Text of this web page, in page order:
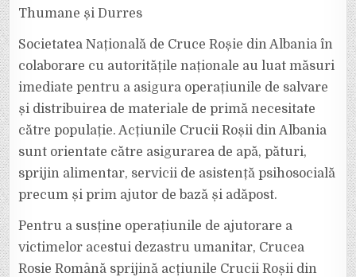
Thumane și Durres
Societatea Națională de Cruce Roșie din Albania în
colaborare cu autoritățile naționale au luat măsuri
imediate pentru a asigura operațiunile de salvare
și distribuirea de materiale de primă necesitate
către populație. Acțiunile Crucii Roșii din Albania
sunt orientate către asigurarea de apă, pături,
sprijin alimentar, servicii de asistență psihosocială
precum și prim ajutor de bază și adăpost.
Pentru a susține operațiunile de ajutorare a
victimelor acestui dezastru umanitar, Crucea
Rosie Română sprijină acțiunile Crucii Roșii din